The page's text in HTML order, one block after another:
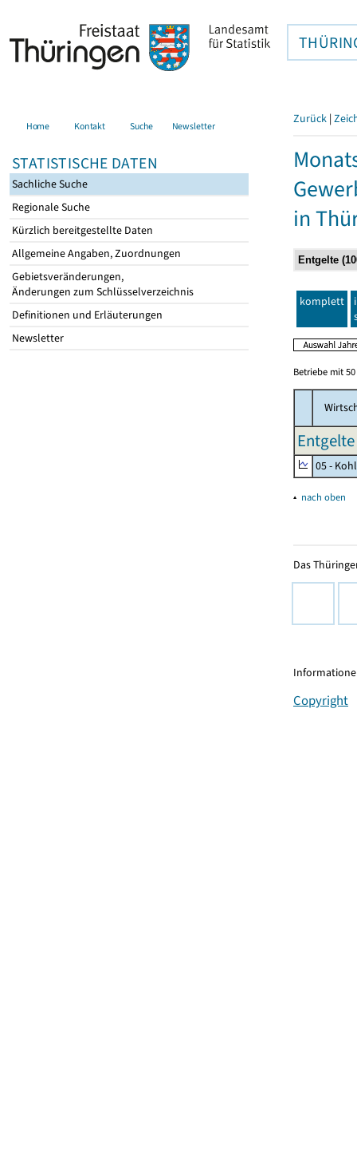
Home Kontakt Suche Newsletter
STATISTISCHE DATEN
Sachliche Suche
Regionale Suche
Kürzlich bereitgestellte Daten
Allgemeine Angaben, Zuordnungen
Gebietsveränderungen,
Änderungen zum Schlüsselverzeichnis
Definitionen und Erläuterungen
Newsletter
Zurück |
in
komplett
Betriebe mit
05 -
▴ nach oben
Das
Copyright